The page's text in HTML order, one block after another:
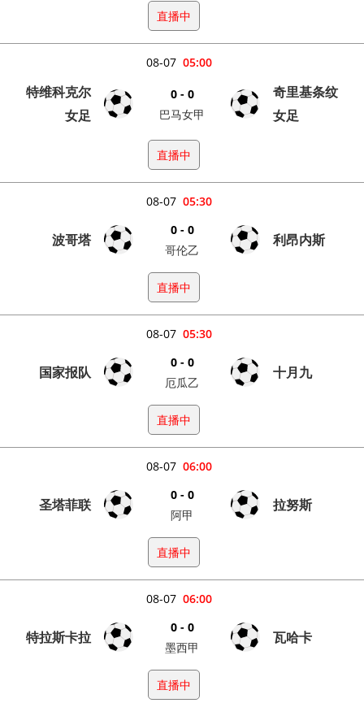
直播中
05:00
08-07
特维科克尔
女足
0 - 0
巴马女甲
奇里基条纹
女足
直播中
05:30
08-07
波哥塔
0 - 0
哥伦乙
利昂内斯
直播中
05:30
08-07
国家报队
0 - 0
厄瓜乙
十月九
直播中
06:00
08-07
圣塔菲联
0 - 0
阿甲
拉努斯
直播中
06:00
08-07
特拉斯卡拉
0 - 0
墨西甲
瓦哈卡
直播中